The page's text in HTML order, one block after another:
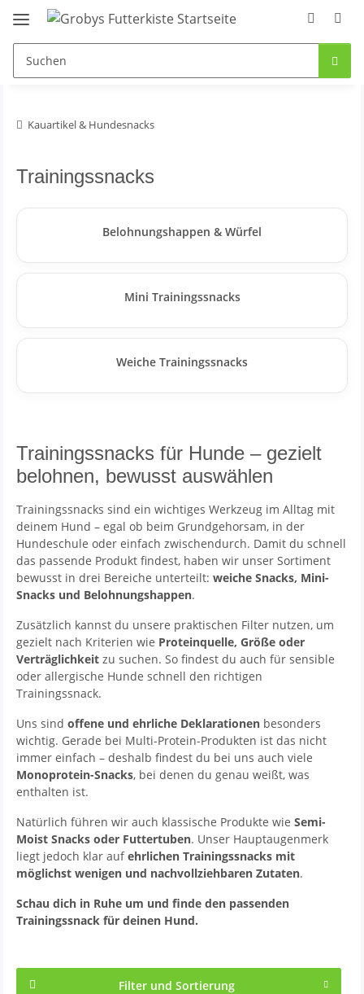
Kauartikel & Hundesnacks
Trainingssnacks
Belohnungshappen & Würfel
Mini Trainingssnacks
Weiche Trainingssnacks
Trainingssnacks für Hunde – gezielt
belohnen, bewusst auswählen
Trainingssnacks sind ein wichtiges Werkzeug im Alltag mit
deinem Hund – egal ob beim Grundgehorsam, in der
Hundeschule oder einfach zwischendurch. Damit du schnell
das passende Produkt findest, haben wir unser Sortiment
bewusst in drei Bereiche unterteilt:weiche Snacks, Mini-
Snacks und Belohnungshappen.
Zusätzlich kannst du unsere praktischen Filter nutzen, um
gezielt nach Kriterien wie Proteinquelle, Größe oder
Verträglichkeit zu suchen. So findest du auch für sensible
oder allergische Hunde schnell den richtigen
Trainingssnack.
Uns sindoffene und ehrliche Deklarationen besonders
wichtig. Gerade bei Multi-Protein-Produkten ist das nicht
immer einfach – deshalb findest du bei uns auch viele
Monoprotein-Snacks, bei denen du genau weißt, was
enthalten ist.
Natürlich führen wir auch klassische Produkte wieSemi-
Moist Snacks oder Futtertuben. Unser Hauptaugenmerk
liegt jedoch klar aufehrlichen Trainingssnacks mit
möglichst wenigen und nachvollziehbaren Zutaten.
Schau dich in Ruhe um und finde den passenden
Trainingssnack für deinen Hund.
Filter und Sortierung